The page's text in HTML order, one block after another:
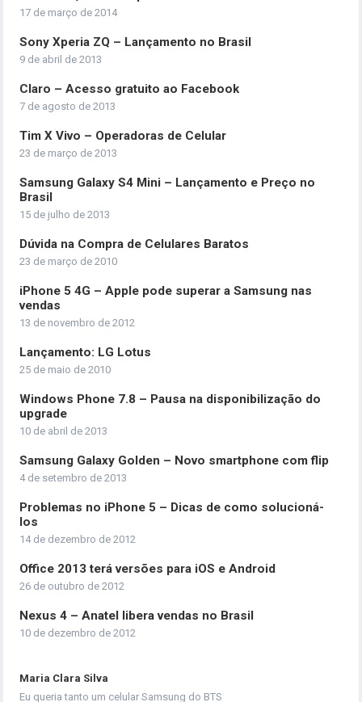
17 de março de 2014
Sony Xperia ZQ – Lançamento no Brasil
9 de abril de 2013
Claro – Acesso gratuito ao Facebook
7 de agosto de 2013
Tim X Vivo – Operadoras de Celular
23 de março de 2013
Samsung Galaxy S4 Mini – Lançamento e Preço no
Brasil
15 de julho de 2013
Dúvida na Compra de Celulares Baratos
23 de março de 2010
iPhone 5 4G – Apple pode superar a Samsung nas
vendas
13 de novembro de 2012
Lançamento: LG Lotus
25 de maio de 2010
Windows Phone 7.8 – Pausa na disponibilização do
upgrade
10 de abril de 2013
Samsung Galaxy Golden – Novo smartphone com flip
4 de setembro de 2013
Problemas no iPhone 5 – Dicas de como solucioná-
los
14 de dezembro de 2012
Office 2013 terá versões para iOS e Android
26 de outubro de 2012
Nexus 4 – Anatel libera vendas no Brasil
10 de dezembro de 2012
Maria Clara Silva
Eu queria tanto um celular Samsung do BTS